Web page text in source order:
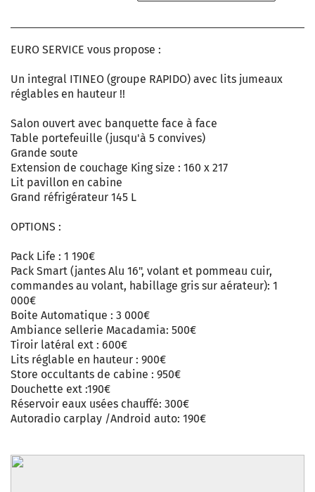
EURO SERVICE vous propose :
Un integral ITINEO (groupe RAPIDO) avec lits jumeaux
réglables en hauteur !!
Salon ouvert avec banquette face à face
Table portefeuille (jusqu'à 5 convives)
Grande soute
Extension de couchage King size : 160 x 217
Lit pavillon en cabine
Grand réfrigérateur 145 L
OPTIONS :
Pack Life : 1 190€
Pack Smart (jantes Alu 16", volant et pommeau cuir,
commandes au volant, habillage gris sur aérateur): 1
000€
Boite Automatique : 3 000€
Ambiance sellerie Macadamia: 500€
Tiroir latéral ext : 600€
Lits réglable en hauteur : 900€
Store occultants de cabine : 950€
Douchette ext :190€
Réservoir eaux usées chauffé: 300€
Autoradio carplay /Android auto: 190€